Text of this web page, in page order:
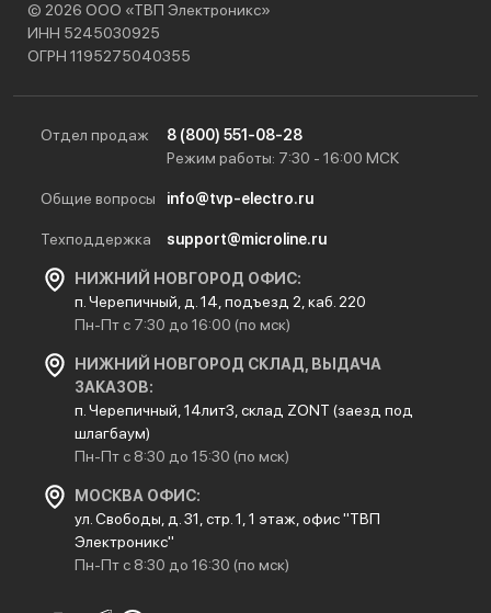
© 2026 ООО «ТВП Электроникс»
ИНН 5245030925
ОГРН 1195275040355
Отдел продаж
8 (800) 551-08-28
Режим работы: 7:30 - 16:00 МСК
Общие вопросы info@tvp-electro.ru
Техподдержка support@microline.ru
НИЖНИЙ НОВГОРОД ОФИС:
п. Черепичный, д. 14, подъезд 2, каб. 220
Пн-Пт с 7:30 до 16:00 (по мск)
НИЖНИЙ НОВГОРОД СКЛАД, ВЫДАЧА
ЗАКАЗОВ:
п. Черепичный, 14лит3, склад ZONT (заезд под
шлагбаум)
Пн-Пт с 8:30 до 15:30 (по мск)
МОСКВА ОФИС:
ул. Свободы, д. 31, стр. 1, 1 этаж, офис "ТВП
Электроникс"
Пн-Пт с 8:30 до 16:30 (по мск)